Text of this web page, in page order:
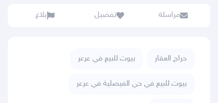
مراسلة تفضيل بلاغ
حراج العقار بيوت للبيع في عرعر
بيوت للبيع في حي الفيصلية في عرعر